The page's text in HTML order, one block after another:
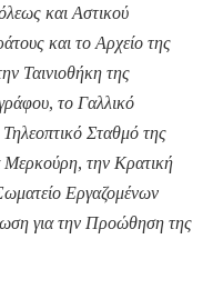
και Αστικού
και το Αρχείο της
Ταινιοθήκη της
το Γαλλικό
Σταθμό της
την Κρατική
Εργαζομένων
για την Προώθηση της